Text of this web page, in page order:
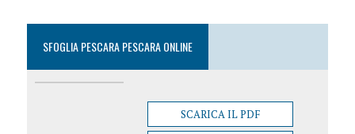
SFOGLIA PESCARA PESCARA ONLINE
SCARICA IL PDF